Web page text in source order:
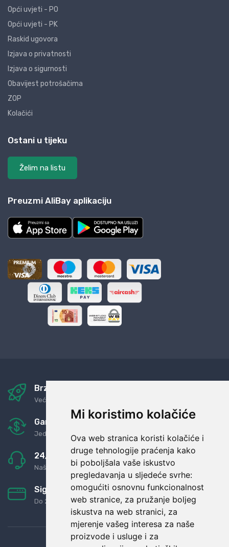
Mi koristimo kolačiće
Ova web stranica koristi kolačiće i
druge tehnologije praćenja kako
bi poboljšala vaše iskustvo
pregledavanja u sljedeće svrhe:
omogućiti osnovnu funkcionalnost
web stranice, za pružanje boljeg
iskustva na web stranici, za
mjerenje vašeg interesa za naše
proizvode i usluge i za
Opći uvjeti - PO
Opći uvjeti - PK
Raskid ugovora
Izjava o privatnosti
Izjava o sigurnosti
Obavijest potrošačima
ZOP
Kolačići
Ostani u tijeku
Želim na listu
Preuzmi AliBay aplikaciju
Brza i sigurna dostava
Već za nekoliko dana kod vas
Garancija u povrat novaca
Jednostavno pravilo: Roba za novac
24/7 odlična podrška
Naši agenti uvijek na raspolaganju
Sigurno obročno plaćanje
Do 24 rata bez kamata